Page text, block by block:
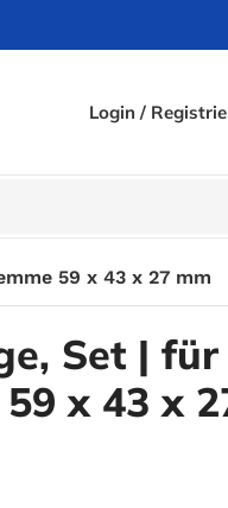
Login /
59 x 43 x 27 mm
Set | für
x 43 x